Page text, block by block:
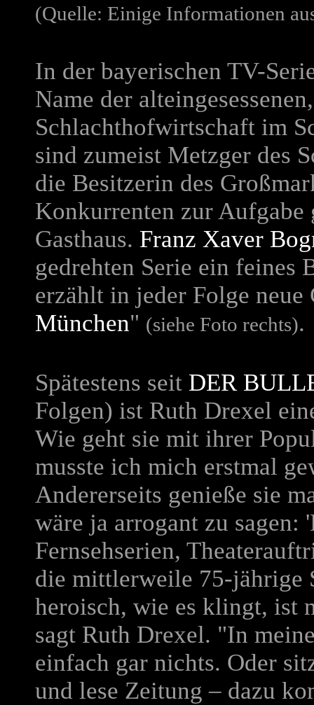
(Quelle: Einige Informationen
In der bayerischen TV-
Name der
Schlachthofwirtschaft im
sind zumeist Metzger des
die Besitzerin des
Konkurrenten zur Aufgabe
Gasthaus. Franz Xaver
gedrehten Serie ein
erzählt in jeder Folge neue
München" (siehe Foto rechts).
Spätestens seit DER
Folgen) ist Ruth Drexel
Wie geht sie mit ihrer
musste ich mich erstmal
Andererseits genieße sie
wäre ja arrogant zu
Fernsehserien,
die mittlerweile 75-jährige
heroisch, wie es klingt, ist
sagt Ruth Drexel. "In
einfach gar nichts. Oder
und lese Zeitung – dazu